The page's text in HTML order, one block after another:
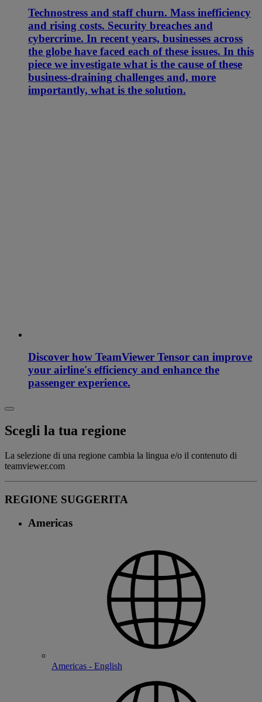
Technostress and staff churn. Mass inefficiency
and rising costs. Security breaches and
cybercrime. In recent years, businesses across
the globe have faced each of these issues. In this
piece we investigate what is the cause of these
business-draining challenges and, more
importantly, what is the solution.
Discover how TeamViewer Tensor can improve
your airline's efficiency and enhance the
passenger experience.
Scegli la tua regione
La selezione di una regione cambia la lingua e/o il contenuto di
teamviewer.com
REGIONE SUGGERITA
Americas
Americas - English